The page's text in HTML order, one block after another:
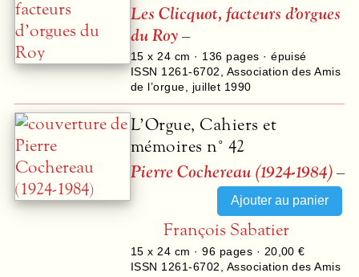
Les Clicquot, facteurs d’orgues
du Roy–
15 x 24 cm · 136 pages · épuisé
ISSN 1261-6702, Association des Amis
de l’orgue, juillet 1990
L’Orgue, Cahiers et
mémoires n° 42
Pierre Cochereau (1924-1984)–
François Sabatier
15 x 24 cm ·96 pages · 20,00 €
ISSN 1261-6702
Association des Amis